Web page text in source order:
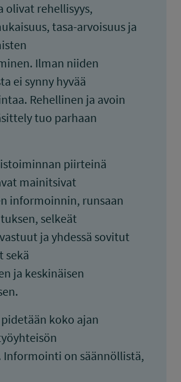
olivat rehellisyys,
tasa-arvoisuus ja
Ilman niiden
ei synny hyvää
Rehellinen ja avoin
tuo parhaan
piirteinä
mainitsivat
informoinnin, runsaan
selkeät
ja yhdessä sovitut
sekä
ja keskinäisen
koko ajan
on säännöllistä,